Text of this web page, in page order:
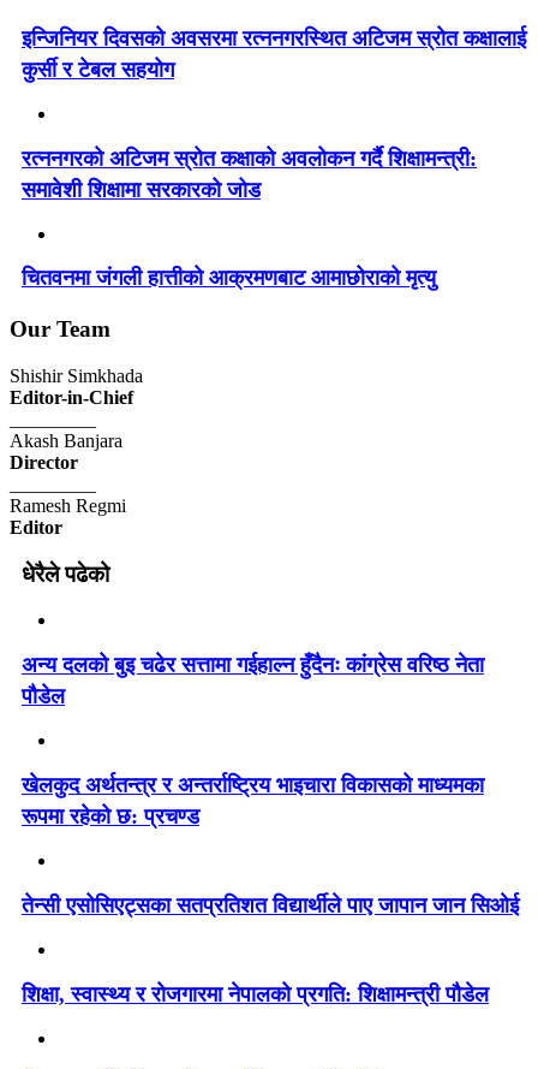
इन्जिनियर दिवसको अवसरमा रत्ननगरस्थित अटिजम स्रोत कक्षालाई
कुर्सी र टेबल सहयोग
रत्ननगरको अटिजम स्रोत कक्षाको अवलोकन गर्दै शिक्षामन्त्री:
समावेशी शिक्षामा सरकारको जोड
चितवनमा जंगली हात्तीको आक्रमणबाट आमाछोराको मृत्यु
Our Team
Shishir Simkhada
Editor-in-Chief
Akash Banjara
Director
Ramesh Regmi
Editor
धेरैले पढेको
अन्य दलको बुइ चढेर सत्तामा गईहाल्न हुँदैनः कांग्रेस वरिष्ठ नेता
पौडेल
खेलकुद अर्थतन्त्र र अन्तर्राष्ट्रिय भाइचारा विकासको माध्यमका
रूपमा रहेको छ: प्रचण्ड
तेन्सी एसोसिएट्सका सतप्रतिशत विद्यार्थीले पाए जापान जान सिओई
शिक्षा, स्वास्थ्य र रोजगारमा नेपालको प्रगति: शिक्षामन्त्री पौडेल